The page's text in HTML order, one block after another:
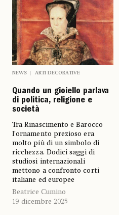
NEWS ARTI DECORATIVE
Quando un gioiello parlava
di politica, religione e
società
Tra Rinascimento e Barocco
l’ornamento prezioso era
molto più di un simbolo di
ricchezza. Dodici saggi di
studiosi internazionali
mettono a confronto corti
italiane ed europee
Beatrice Cumino
19 dicembre 2025